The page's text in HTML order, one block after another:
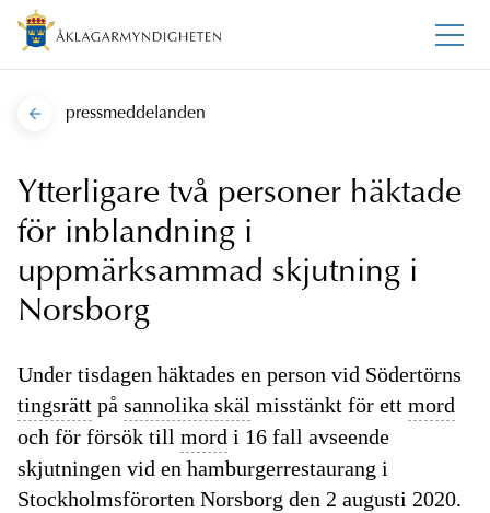
pressmeddelanden
Ytterligare två personer häktade
för inblandning i
uppmärksammad skjutning i
Norsborg
Under tisdagen häktades en person vid Södertörns
tingsrätt på sannolika skäl misstänkt för ett mord
och för försök till mord i 16 fall avseende
skjutningen vid en hamburgerrestaurang i
Stockholmsförorten Norsborg den 2 augusti 2020.